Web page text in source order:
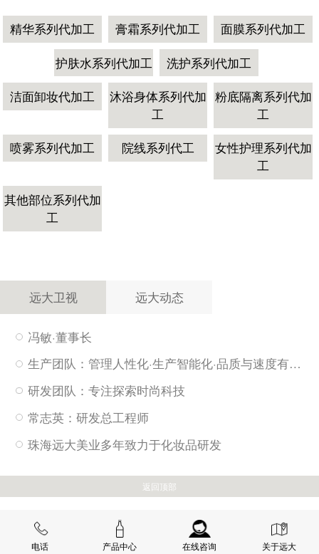
精华系列代加工 膏霜系列代加工
面膜系列代加工
护肤水系列代加工
洗护系列代加工
洁面卸妆代加工
沐浴身体系列代加
工
粉底隔离系列代加
工
喷雾系列代加工
院线系列代工
女性护理系列代加
工
其他部位系列代加
工
远大卫视 远大动态
冯敏·董事长
生产团队：管理人性化·生产智能化·品质与速度有保障
研发团队：专注探索时尚科技
常志英：研发总工程师
珠海远大美业多年致力于化妆品研发
返回顶部
电话 产品中心 在线咨询 关于远大